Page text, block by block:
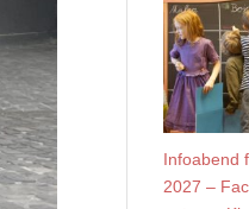
Infoabend
2027 –